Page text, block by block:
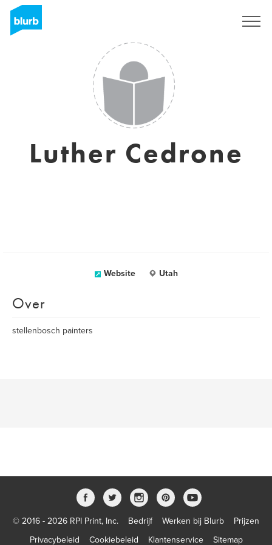
Luther Cedrone
Website Utah
Over
stellenbosch painters
© 2016 - 2026 RPI Print, Inc. Bedrijf Werken bij Blurb
Prijzen
Privacybeleid
Cookiebeleid Klantenservice Sitemap